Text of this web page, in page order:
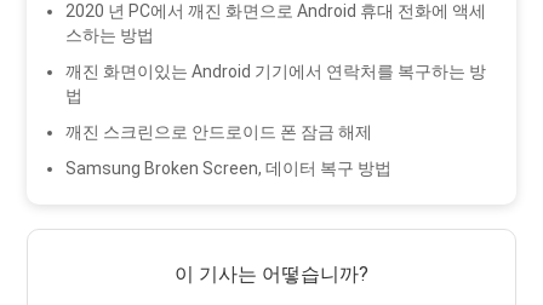
2020 년 PC에서 깨진 화면으로 Android 휴대 전화에 액세
스하는 방법
깨진 화면이있는 Android 기기에서 연락처를 복구하는 방
법
깨진 스크린으로 안드로이드 폰 잠금 해제
Samsung Broken Screen, 데이터 복구 방법
이 기사는 어떻습니까?